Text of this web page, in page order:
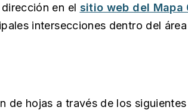
en el sitio web del Mapa
intersecciones dentro del
de hojas a través de los